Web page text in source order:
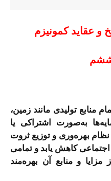
و عقاید کمونیزم
منابع تولیدی مانند زمین،
به‌صورت اشتراکی یا
بهره‌وری و توزیع ثروت
کاهش یابد و تمامی
و منابع آن بهره‌مند